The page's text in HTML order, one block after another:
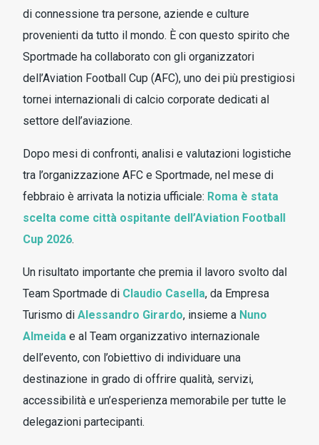
di connessione tra persone, aziende e culture
provenienti da tutto il mondo. È con questo spirito che
Sportmade ha collaborato con gli organizzatori
dell’Aviation Football Cup (AFC), uno dei più prestigiosi
tornei internazionali di calcio corporate dedicati al
settore dell’aviazione.
Dopo mesi di confronti, analisi e valutazioni logistiche
tra l’organizzazione AFC e Sportmade, nel mese di
febbraio è arrivata la notizia ufficiale: Roma è stata
scelta come città ospitante dell’Aviation Football
Cup 2026.
Un risultato importante che premia il lavoro svolto dal
Team Sportmade di Claudio Casella, da Empresa
Turismo di Alessandro Girardo, insieme a Nuno
Almeida e al Team organizzativo internazionale
dell’evento, con l’obiettivo di individuare una
destinazione in grado di offrire qualità, servizi,
accessibilità e un’esperienza memorabile per tutte le
delegazioni partecipanti.